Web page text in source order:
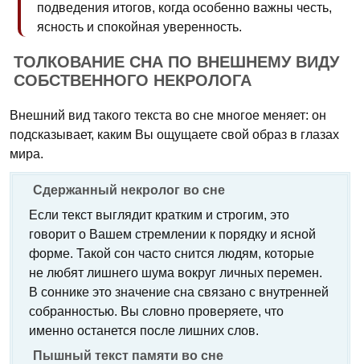
подведения итогов, когда особенно важны честь,
ясность и спокойная уверенность.
ТОЛКОВАНИЕ СНА ПО ВНЕШНЕМУ ВИДУ
СОБСТВЕННОГО НЕКРОЛОГА
Внешний вид такого текста во сне многое меняет: он
подсказывает, каким Вы ощущаете свой образ в глазах
мира.
Сдержанный некролог во сне
Если текст выглядит кратким и строгим, это
говорит о Вашем стремлении к порядку и ясной
форме. Такой сон часто снится людям, которые
не любят лишнего шума вокруг личных перемен.
В соннике это значение сна связано с внутренней
собранностью. Вы словно проверяете, что
именно останется после лишних слов.
Пышный текст памяти во сне